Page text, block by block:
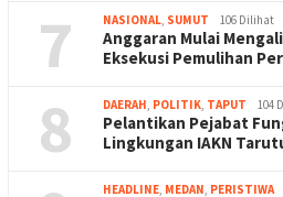
7 NASIONAL, SUMUT 106 Dilihat
Anggaran Mulai
Eksekusi Pemulihan
8 DAERAH, POLITIK, TAPUT 104
Pelantikan Pejabat
Lingkungan IAKN
HEADLINE, MEDAN, PERISTIWA